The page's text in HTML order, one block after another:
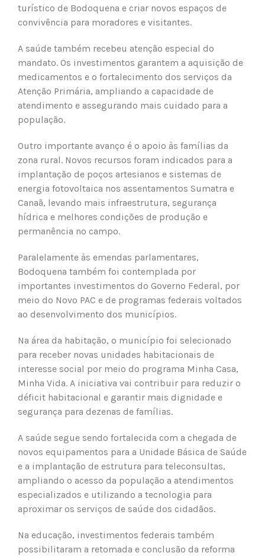
turístico de Bodoquena e criar novos espaços de
convivência para moradores e visitantes.
A saúde também recebeu atenção especial do
mandato. Os investimentos garantem a aquisição de
medicamentos e o fortalecimento dos serviços da
Atenção Primária, ampliando a capacidade de
atendimento e assegurando mais cuidado para a
população.
Outro importante avanço é o apoio às famílias da
zona rural. Novos recursos foram indicados para a
implantação de poços artesianos e sistemas de
energia fotovoltaica nos assentamentos Sumatra e
Canaã, levando mais infraestrutura, segurança
hídrica e melhores condições de produção e
permanência no campo.
Paralelamente às emendas parlamentares,
Bodoquena também foi contemplada por
importantes investimentos do Governo Federal, por
meio do Novo PAC e de programas federais voltados
ao desenvolvimento dos municípios.
Na área da habitação, o município foi selecionado
para receber novas unidades habitacionais de
interesse social por meio do programa Minha Casa,
Minha Vida. A iniciativa vai contribuir para reduzir o
déficit habitacional e garantir mais dignidade e
segurança para dezenas de famílias.
A saúde segue sendo fortalecida com a chegada de
novos equipamentos para a Unidade Básica de Saúde
e a implantação de estrutura para teleconsultas,
ampliando o acesso da população a atendimentos
especializados e utilizando a tecnologia para
aproximar os serviços de saúde dos cidadãos.
Na educação, investimentos federais também
possibilitaram a retomada e conclusão da reforma